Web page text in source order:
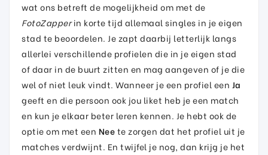
wat ons betreft de mogelijkheid om met de
FotoZapperin korte tijd allemaal singles in je eigen
stad te beoordelen. Je zapt daarbij letterlijk langs
allerlei verschillende profielen die in je eigen stad
of daar in de buurt zitten en mag aangeven of je die
wel of niet leuk vindt. Wanneer je een profiel een Ja
geeft en die persoon ook jou liket heb je een match
en kun je elkaar beter leren kennen. Je hebt ook de
optie om met een Neete zorgen dat het profiel uit je
matches verdwijnt. En twijfel je nog, dan krijg je het